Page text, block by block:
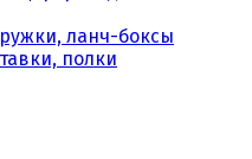
ланч-боксы
полки